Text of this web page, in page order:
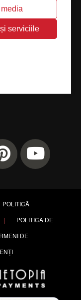
POLITICĂ
|
POLITICA DE
DE